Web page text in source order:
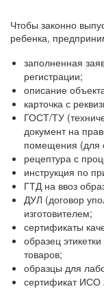
Чтобы законно
ребенка,
заполненная
регистрации;
описание
карточка с
ГОСТ/ТУ
документ на
помещения (для
рецептура с
инструкция по
ГТД на ввоз
ДУЛ (договор
изготовителем;
сертификаты
образец
товаров;
образцы для
сертификат ИСО